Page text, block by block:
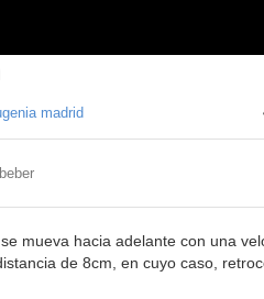
madrid
mueva hacia adelante con una
de 8cm, en cuyo caso,